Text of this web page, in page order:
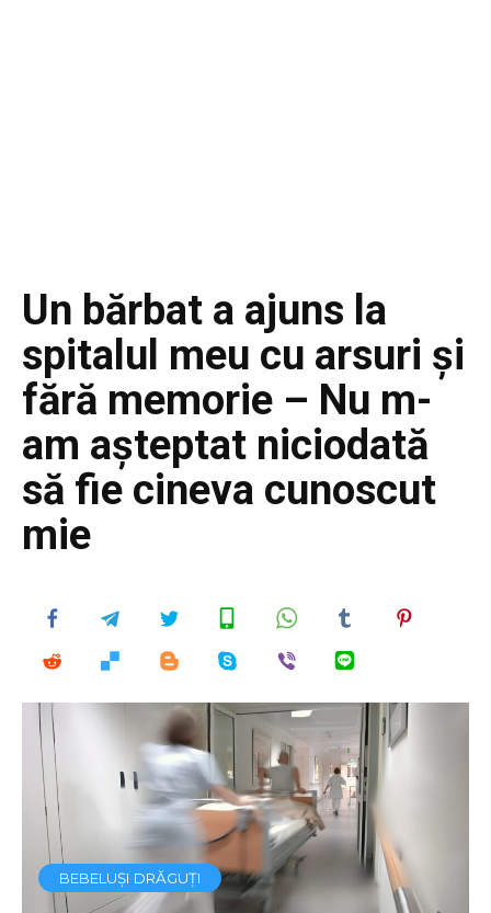
Un bărbat a ajuns la
spitalul meu cu arsuri și
fără memorie – Nu m-
am așteptat niciodată
să fie cineva cunoscut
mie
BEBELUȘI DRĂGUȚI